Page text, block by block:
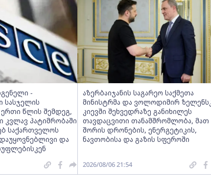
-
სასჯელის
წლის შემდეგ,
კვლავ პატიმრობაში
საქართველოს
და
აზერბაიჯანის საგარეო საქმეთა
მინისტრმა და ვოლოდიმირ
კიევში შეხვედრაზე განიხილეს
თავდაცვითი თანამშრომლობა, მათ
შორის დრონების, ენერგეტიკის,
ნავთობისა და გაზის სფეროში
2026/08/06 21:54